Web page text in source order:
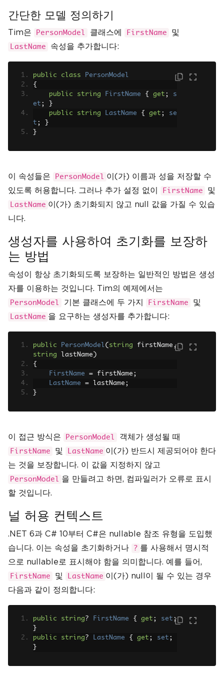
간단한 모델 정의하기
Tim은 PersonModel 클래스에 FirstName 및
LastName 속성을 추가합니다:
public class
PersonModel
{
public
string FirstName { get ;
s
et ;
}
public
string LastName { get ;
se
t ;
}
}
이 속성들은 PersonModel 이(가) 이름과 성을 저장할 수
있도록 허용합니다. 그러나 추가 설정 없이
FirstName 및
LastName 이(가) 초기화되지 않고 null 값을 가질 수 있습
니다.
생성자를 사용하여 초기화를 보장하
는 방법
속성이 항상 초기화되도록 보장하는 일반적인 방법은 생성
자를 이용하는 것입니다. Tim의 예제에서는
PersonModel 기본 클래스에 두 가지 FirstName 및
LastName 을 요구하는 생성자를 추가합니다:
public PersonModel( string firstName ,
string lastName )
{
FirstName
= firstName ;
LastName
= lastName ;
}
이 접근 방식은 PersonModel 객체가 생성될 때
FirstName 및 LastName 이(가) 반드시 제공되어야 한다
는 것을 보장합니다. 이 값을 지정하지 않고
PersonModel 을 만들려고 하면, 컴파일러가 오류로 표시
할 것입니다.
널 허용 컨텍스트
.NET 6과 C# 10부터 C#은 nullable 참조 유형을 도입했
습니다. 이는 속성을 초기화하거나
? 를 사용해서 명시적
으로 nullable로 표시해야 함을 의미합니다. 예를 들어,
FirstName 및 LastName 이(가) null이 될 수 있는 경우
다음과 같이 정의합니다:
public string? FirstName { get ; set ;
}
public
string? LastName { get ; set ;
}